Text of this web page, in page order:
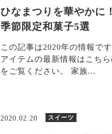
ひなまつりを華やかに
季節限定和菓子5選
この記事は2020年の情報で
アイテムの最新情報はこち
をご覧ください。 家族...
2020.02.20 スイーツ